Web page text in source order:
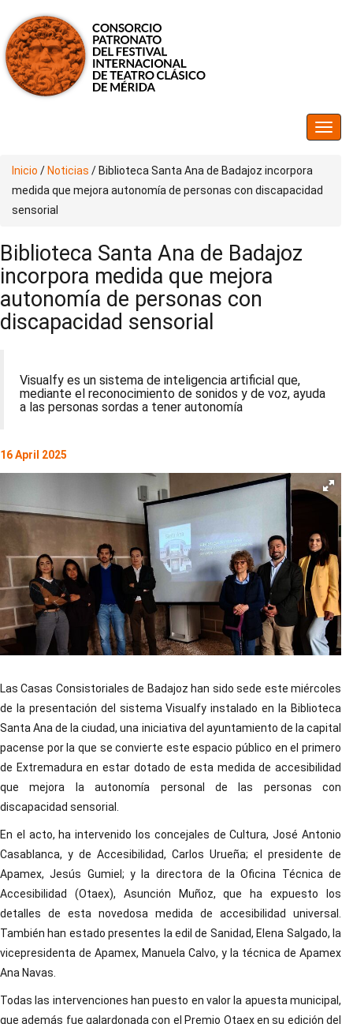
Inicio / Noticias / Biblioteca Santa Ana de Badajoz incorpora
medida que mejora autonomía de personas con discapacidad
sensorial
Biblioteca Santa Ana de Badajoz
incorpora medida que mejora
autonomía de personas con
discapacidad sensorial
Visualfy es un sistema de inteligencia artificial que,
mediante el reconocimiento de sonidos y de voz, ayuda
a las personas sordas a tener autonomía
16 April 2025
Las Casas Consistoriales de Badajoz han sido sede este miércoles
de la presentación del sistema Visualfy instalado en la Biblioteca
Santa Ana de la ciudad, una iniciativa del ayuntamiento de la capital
pacense por la que se convierte este espacio público en el primero
de Extremadura en estar dotado de esta medida de accesibilidad
que mejora la autonomía personal de las personas con
discapacidad sensorial.
En el acto, ha intervenido los concejales de Cultura, José Antonio
Casablanca, y de Accesibilidad, Carlos Urueña; el presidente de
Apamex, Jesús Gumiel; y la directora de la Oficina Técnica de
Accesibilidad (Otaex), Asunción Muñoz, que ha expuesto los
detalles de esta novedosa medida de accesibilidad universal.
También han estado presentes la edil de Sanidad, Elena Salgado, la
vicepresidenta de Apamex, Manuela Calvo, y la técnica de Apamex
Ana Navas.
Todas las intervenciones han puesto en valor la apuesta municipal,
que además fue galardonada con el Premio Otaex en su edición del